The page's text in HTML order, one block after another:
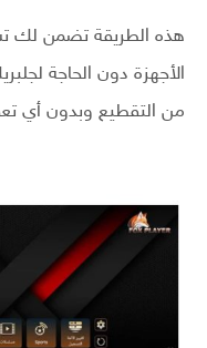
هذه الطريقة تضمن لك
الأجهزة دون الحاجة
من التقطيع وبدون أي